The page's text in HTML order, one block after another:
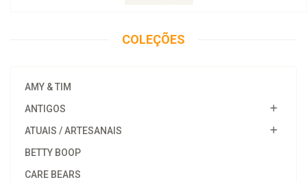
COLEÇÕES
AMY & TIM
ANTIGOS
ATUAIS / ARTESANAIS
BETTY BOOP
CARE BEARS